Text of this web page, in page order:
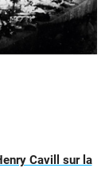
Cavill sur la